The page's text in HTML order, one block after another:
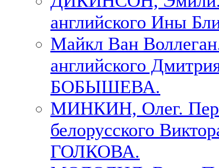
английского Ины
Майкл Ван
английского
БОБЫШЕВА.
МИНКИН, Олег.
белорусского
ГОЛКОВА.